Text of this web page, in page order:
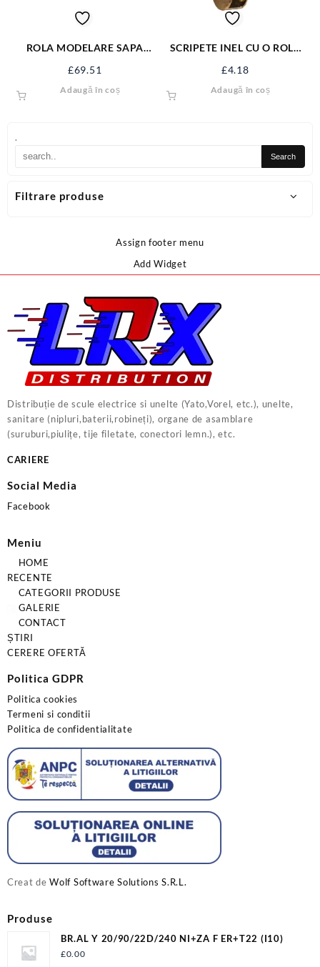
.
Filtrare produse
ROLA MODELARE SAPA
£69.51
Adaugă în coș
SCRIPETE INEL CU O ROLA
£4.18
Adaugă în coș
Assign footer menu
Add Widget
Distribuție de scule electrice si unelte (Yato,Vorel, etc.), unelte,
sanitare (nipluri,baterii,robineți), organe de asamblare
(suruburi,piulițe, tije filetate, conectori lemn.), etc.
CARIERE
Social Media
Facebook
Meniu
HOME
RECENTE
CATEGORII PRODUSE
GALERIE
CONTACT
ȘTIRI
CERERE OFERTĂ
Politica GDPR
Politica cookies
Termeni si conditii
Politica de confidentialitate
Creat deWolf Software Solutions S.R.L.
Produse
BR.AL Y 20/90/22D/240 NI+ZA F ER+T22 (I10)
£0.00